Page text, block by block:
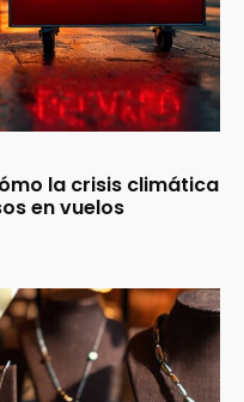
la crisis climática
en vuelos